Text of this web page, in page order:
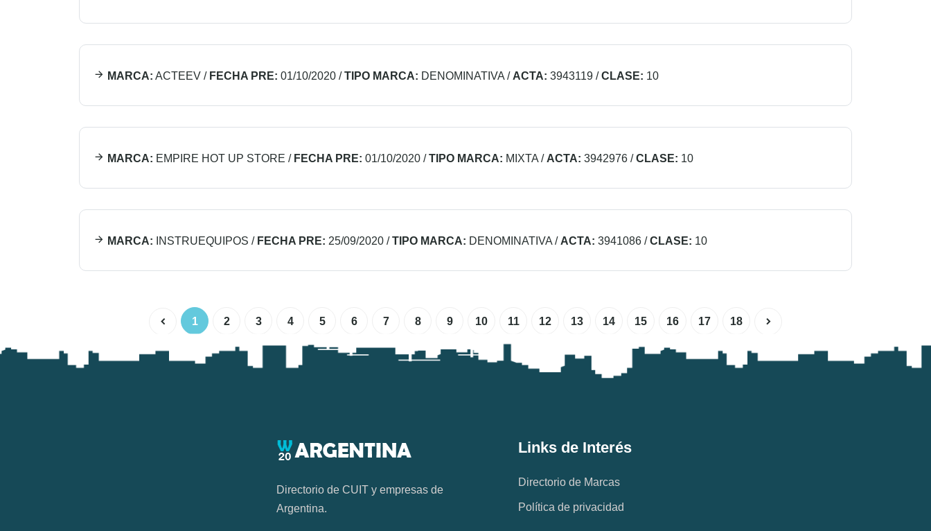
MARCA: ACTEEV / FECHA PRE: 01/10/2020 /TIPO MARCA: DENOMINATIVA / ACTA: 3943119 /CLASE: 10
MARCA: EMPIRE HOT UP STORE / FECHA PRE: 01/10/2020 /TIPO MARCA: MIXTA / ACTA: 3942976 /CLASE: 10
MARCA: INSTRUEQUIPOS / FECHA PRE: 25/09/2020 /TIPO MARCA: DENOMINATIVA / ACTA: 3941086 /CLASE: 10
1 2 3 4 5 6 7 8 9 10 11 12 13 14 15 16 17 18
Directorio de CUIT y empresas de
Argentina.
Links de Interés
Directorio de Marcas
Política de privacidad